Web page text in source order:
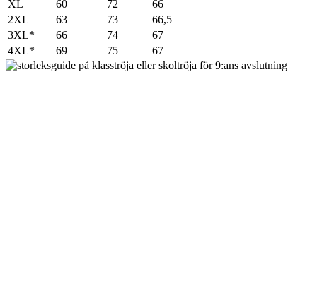
XL
60 72
66
2XL
63 73
66,5
3XL*
66 74
67
4XL*
69 75 67